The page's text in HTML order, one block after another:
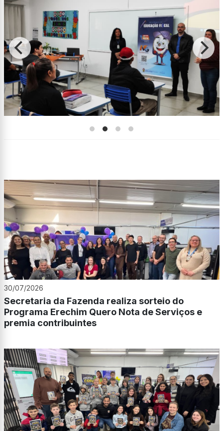
30/07/2026
Secretaria da Fazenda realiza sorteio do
Programa Erechim Quero Nota de Serviços e
premia contribuintes